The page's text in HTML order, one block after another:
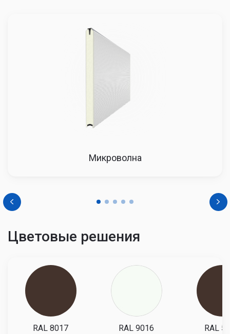
Микроволна
Цветовые решения
RAL 8017
RAL 9016
RAL